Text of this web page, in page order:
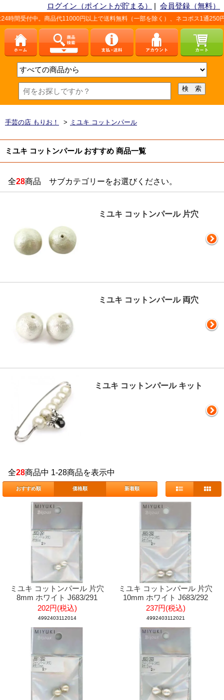
ログイン（ポイントが貯まる） | 会員登録（無料）
付中。商品代11000円以上で送料無料（一部を除く）、ネコポス1通250円（厚
手芸の店 もりお！ > ミユキ コットンパール
ミユキ コットンパール おすすめ 商品一覧
全28商品 サブカテゴリーをお選びください。
ミユキ コットンパール 片穴
ミユキ コットンパール 両穴
ミユキ コットンパール キット
全28商品中 1-28商品を表示中
おすすめ順 価格順 新着順
ミユキ コットンパール 片穴
8mm ホワイト J683/291
202円(税込)
4992403112014
ミユキ コットンパール 片穴
10mm ホワイト J683/292
237円(税込)
4992403112021